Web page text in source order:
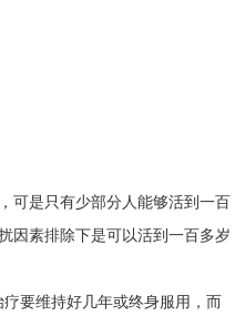
可是只有少部分人能够活到一百
因素排除下是可以活到一百多岁
要维持好几年或终身服用，而